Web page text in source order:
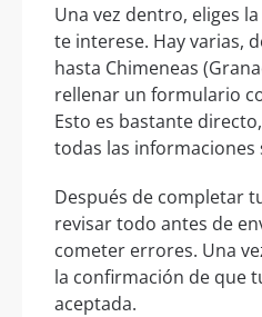
Una vez dentro, eliges
te interese. Hay varias,
hasta Chimeneas
rellenar un formulario
Esto es bastante
todas las informaciones
Después de completar
revisar todo antes de
cometer errores. Una
la confirmación de que
aceptada.